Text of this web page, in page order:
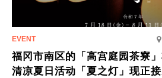
福冈市南区的「高宫庭园茶寮
清凉夏日活动「夏之灯」现正